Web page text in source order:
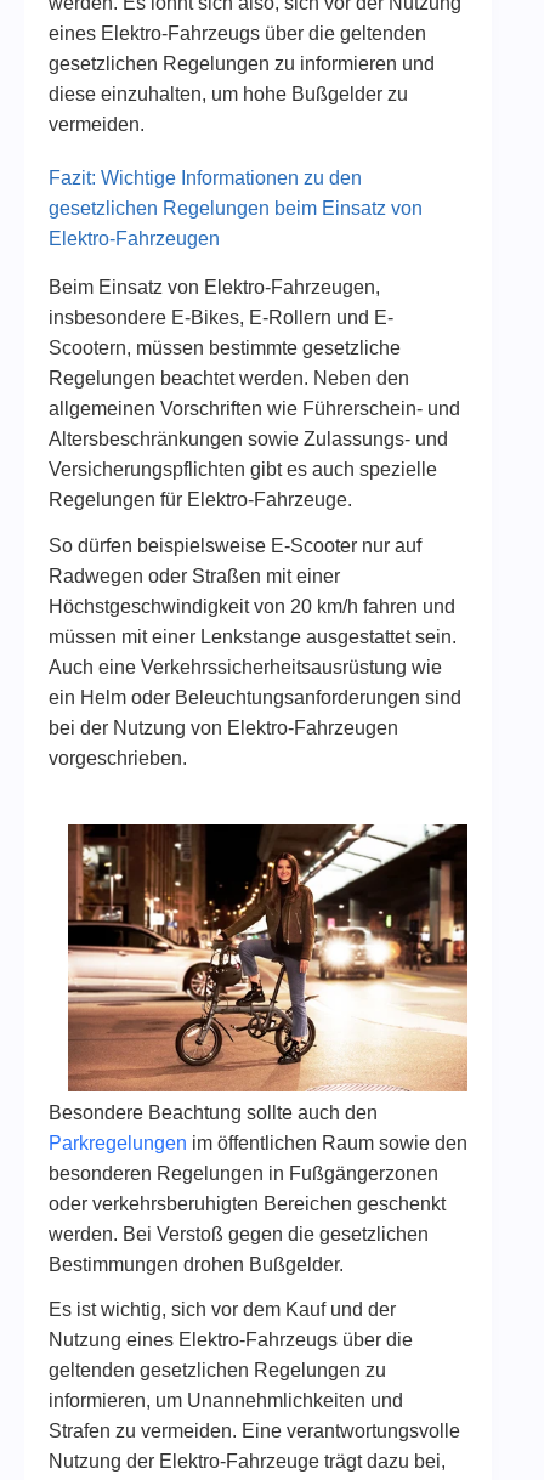
eines Elektro-Fahrzeugs über die geltenden
gesetzlichen Regelungen zu informieren und
diese einzuhalten, um hohe Bußgelder zu
vermeiden.
Fazit: Wichtige Informationen zu den
gesetzlichen Regelungen beim Einsatz von
Elektro-Fahrzeugen
Beim Einsatz von Elektro-Fahrzeugen,
insbesondere E-Bikes, E-Rollern und E-
Scootern, müssen bestimmte gesetzliche
Regelungen beachtet werden. Neben den
allgemeinen Vorschriften wie Führerschein- und
Altersbeschränkungen sowie Zulassungs- und
Versicherungspflichten gibt es auch spezielle
Regelungen für Elektro-Fahrzeuge.
So dürfen beispielsweise E-Scooter nur auf
Radwegen oder Straßen mit einer
Höchstgeschwindigkeit von 20 km/h fahren und
müssen mit einer Lenkstange ausgestattet sein.
Auch eine Verkehrssicherheitsausrüstung wie
ein Helm oder Beleuchtungsanforderungen sind
bei der Nutzung von Elektro-Fahrzeugen
vorgeschrieben.
Besondere Beachtung sollte auch den
Parkregelungen im öffentlichen Raum sowie den
besonderen Regelungen in Fußgängerzonen
oder verkehrsberuhigten Bereichen geschenkt
werden. Bei Verstoß gegen die gesetzlichen
Bestimmungen drohen Bußgelder.
Es ist wichtig, sich vor dem Kauf und der
Nutzung eines Elektro-Fahrzeugs über die
geltenden gesetzlichen Regelungen zu
informieren, um Unannehmlichkeiten und
Strafen zu vermeiden. Eine verantwortungsvolle
Nutzung der Elektro-Fahrzeuge trägt dazu bei,